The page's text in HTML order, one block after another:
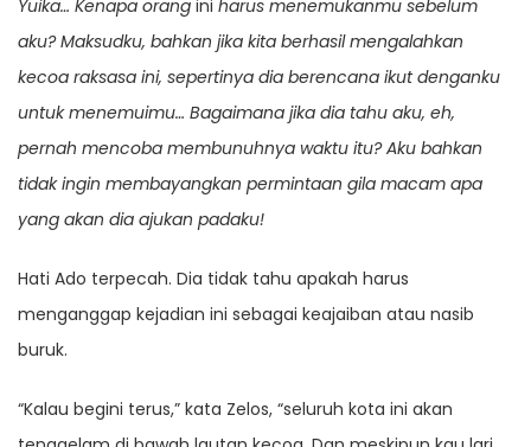
Yuika… Kenapa orang ini harus menemukanmu sebelum
aku? Maksudku, bahkan jika kita berhasil mengalahkan
kecoa raksasa ini, sepertinya dia berencana ikut denganku
untuk menemuimu… Bagaimana jika dia tahu aku, eh,
pernah mencoba membunuhnya waktu itu? Aku bahkan
tidak ingin membayangkan permintaan gila macam apa
yang akan dia ajukan padaku!
Hati Ado terpecah. Dia tidak tahu apakah harus
menganggap kejadian ini sebagai keajaiban atau nasib
buruk.
“Kalau begini terus,” kata Zelos, “seluruh kota ini akan